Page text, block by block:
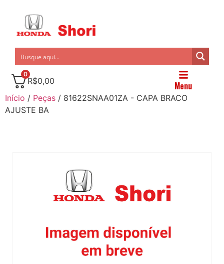
0
R$0,00 Menu
Início / Peças / 81622SNAA01ZA - CAPA BRACO
AJUSTE BA